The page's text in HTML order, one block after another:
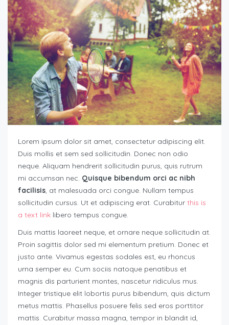
Lorem ipsum dolor sit amet, consectetur adipiscing elit.
Duis mollis et sem sed sollicitudin. Donec non odio
neque. Aliquam hendrerit sollicitudin purus, quis rutrum
mi accumsan nec. Quisque bibendum orci ac nibh
facilisis, at malesuada orci congue. Nullam tempus
sollicitudin cursus. Ut et adipiscing erat. Curabitur this is
a text link libero tempus congue.
Duis mattis laoreet neque, et ornare neque sollicitudin at.
Proin sagittis dolor sed mi elementum pretium. Donec et
justo ante. Vivamus egestas sodales est, eu rhoncus
urna semper eu. Cum sociis natoque penatibus et
magnis dis parturient montes, nascetur ridiculus mus.
Integer tristique elit lobortis purus bibendum, quis dictum
metus mattis. Phasellus posuere felis sed eros porttitor
mattis. Curabitur massa magna, tempor in blandit id,